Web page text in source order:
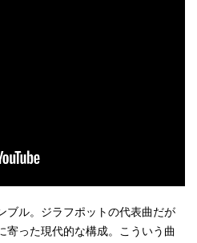
ブル。ジラフポットの代表曲だが
寄った現代的な構成。こういう曲